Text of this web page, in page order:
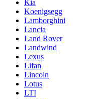
Kia
Koenigsegg
Lamborghini
Lancia
Land Rover
Landwind
Lexus
Lifan
Lincoln
Lotus
LTI